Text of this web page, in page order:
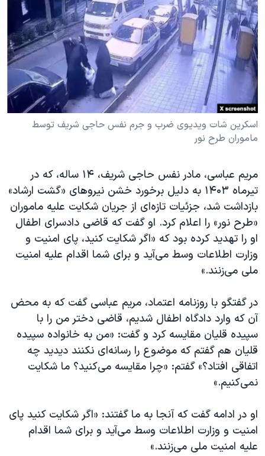
فرهنگ و زندگی
حقوق شهروندی
اقتصادی
علم و فناوری
اسرائیل در جنگ
آرشیو پخش زنده
مستندها
انتخابات ریاست جمهوری آمریکا ۲۰۲۴
حمله جمهوری اسلامی به اسرائیل
رمز مهسا
ورزش زنان در ایران
مجموعه مستندهای دادخواهی
دادگاه حمید نوری
چهل سال گروگان‌گیری
قانون شفافیت دارائی کادر رهبری ایران
اعتراضات مردمی آبان ۹۸
اسرائیل در جنگ
همایش محافظه‌کاران آمریکا «سی‌پک»
صفحه‌های ویژه
سفر پرزیدنت ترامپ به چین
دنبال کنید
زبانهای مختلف
اسکرین شات ویدیوی ضرب و جرم نفس حاجی شریف توسط
ماموران طرح نور
مریم عباسی، مادر نفس حاجی شریف، ۱۴ ساله، که در
تیرماه ۱۴۰۳ به دلیل برخورد خشن نیروهای «گشت ارشاد»
بازداشت شد، جزئیات تازه‌ای از جریان شکایت علیه ماموران
«طرح نور» را اعلام کرد. او گفت که قاضی دادسرای اطفال
او را تهدید کرده بود که «اگر شکایت کنید، پای امنیت و
وزارت اطلاعات وسط می‌آید و برای شما اقدام علیه امنیت
ملی می‌زنند.»
در گفتگو با روزنامه اعتماد، مریم عباسی گفت که به محض
آن که وارد دادگاه اطفال شدیم، قاضی دختر من را با
سپیده قلیان مقایسه کرد و گفت: «من به خانواده سپیده
قلیان هم گفتم که موضوع را رسانه‌ای نکنند دیدید چه
اتفاقی افتاد؟» گفتم: «چرا مقایسه می‌کنید؟ ما شکایت
نمی‌کنیم.»
او در ادامه گفت که آنجا به ما گفتند: «اگر شکایت کنید پای
امنیت و وزارت اطلاعات وسط می‌آید و برای شما اقدام
علیه امنیت ملی می‌زنند.»